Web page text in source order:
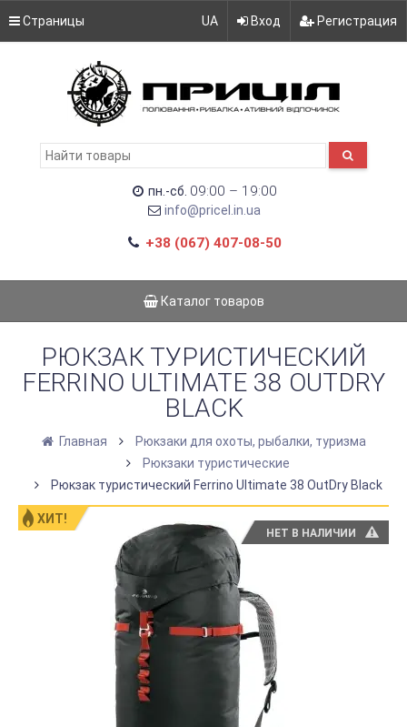
Страницы UA Вход Регистрация
пн.-сб. 09:00 – 19:00
info@pricel.in.ua
+38 (067) 407-08-50
Каталог товаров
РЮКЗАК ТУРИСТИЧЕСКИЙ
FERRINO ULTIMATE 38 OUTDRY
BLACK
Главная
Рюкзаки для охоты, рыбалки, туризма
Рюкзаки туристические
Рюкзак туристический Ferrino Ultimate 38 OutDry Black
ХИТ!
НЕТ В НАЛИЧИИ